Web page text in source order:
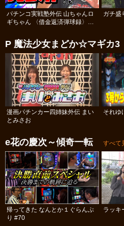
パチンコ実戦塾外伝 山ちゃんロ
ギちゃん 〈借金返済弾球録〉
ガチ盛
P 魔法少女まどか☆マギカ3
漫画パチンカー四姉妹外伝 まい
とみさお
それゆ
e花の慶次～傾奇一転 すべて
帰ってきた なんとか１ぐらんぷ
り #70
ラッキ